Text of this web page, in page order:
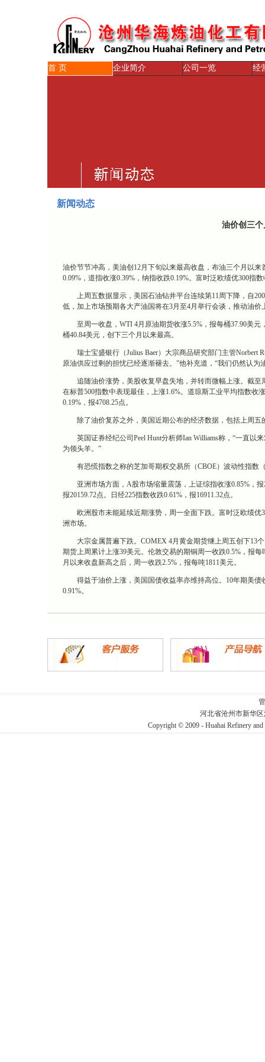
首 页 企业简介 公司一览 经
新闻动态
油价创三
油价节节冲高，美油创12月下旬以来最高收盘，布油三个月以
0.09%，道指收涨0.39%，纳指收跌0.19%。富时泛欧绩优300指数
上周五数据显示，美国石油钻井平台连续第11周下降，自
低，加上市场预期各大产油国将在3月至4月举行会谈，推动油价
至周一收盘，WTI 4月原油期货收涨5.5%，报每桶37.90美元
桶40.84美元，创下三个月以来最高。
瑞士宝盛银行（Julius Baer）大宗商品研究部门主管Norbert
原油供应过剩的担忧已经逐渐褪去。”他补充道，“我们仍然认
追随油价涨势，美股收复早盘失地，并转而微幅上涨。截至
在标普500指数中表现最佳，上涨1.6%。道琼斯工业平均指数收
0.19%，报4708.25点。
除了油价复苏之外，美国近期公布的经济数据，包括上周五
英国证券经纪公司Peel Hunt分析师Ian Williams称，“一直以
为领头羊。”
有恐慌指数之称的芝加哥期权交易所（CBOE）波动性指数
亚洲市场方面，A股市场缩量震荡，上证综指收涨0.85%，报
报20159.72点。日经225指数收跌0.61%，报16911.32点。
欧洲股市未能延续近期涨势，周一全面下跌。富时泛欧绩优
洲市场。
大宗金属普遍下跌。COMEX 4月黄金期货继上周五创下13个
期货上周累计上涨39美元。伦敦交易的期铜周一收跌0.5%，报
月以来收盘新高之后，周一收跌2.5%，报每吨1811美元。
得益于油价上涨，美国国债收益率亦维持高位。10年期美债
0.91%。
河北省沧州市新华
Copyright © 2009 - Huahai Refinery